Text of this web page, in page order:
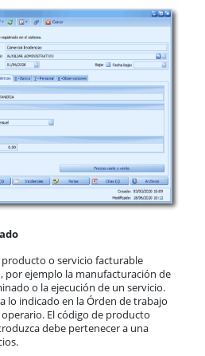
producto o servicio facturable
por ejemplo la manufacturación de
o la ejecución de un servicio.
lo indicado en la Órden de trabajo
El código de producto
debe pertenecer a una